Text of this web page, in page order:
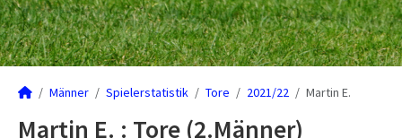
Männer Spielerstatistik Tore 2021/22 Martin E.
Martin E. : Tore (2.Männer)